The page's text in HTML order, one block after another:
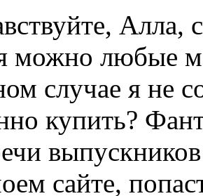
Алла,
можно любые
случае я не
купить?
сайте,